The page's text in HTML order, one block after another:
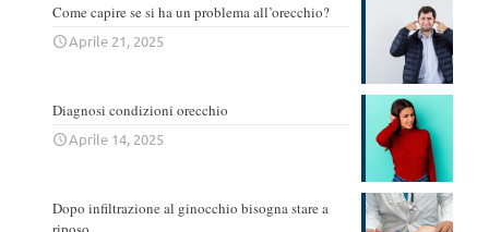
Come capire se si ha un problema all’orecchio?
Aprile 21, 2025
Diagnosi condizioni orecchio
Aprile 14, 2025
Dopo infiltrazione al ginocchio bisogna stare a